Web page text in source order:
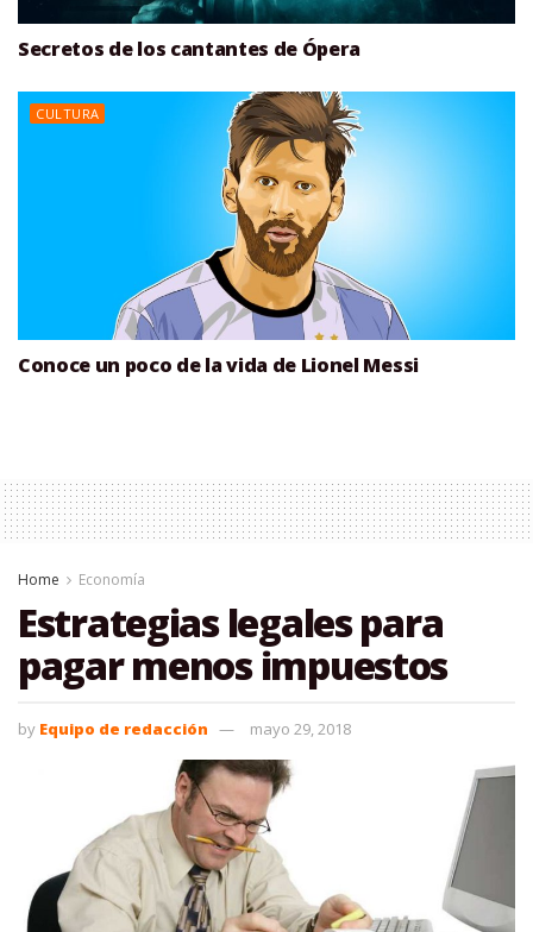
Secretos de los cantantes de Ópera
CULTURA
Conoce un poco de la vida de Lionel Messi
Home Economía
Estrategias legales para
pagar menos impuestos
by Equipo de redacción mayo 29, 2018